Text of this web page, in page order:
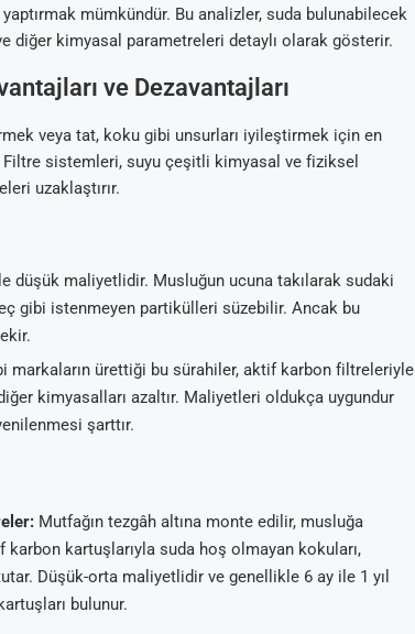
mümkündür. Bu analizler, suda bulunabilecek
diğer kimyasal parametreleri detaylı olarak gösterir.
ve Dezavantajları
veya tat, koku gibi unsurları iyileştirmek için en
sistemleri, suyu çeşitli kimyasal ve fiziksel
uzaklaştırır.
düşük maliyetlidir. Musluğun ucuna takılarak sudaki
gibi istenmeyen partikülleri süzebilir. Ancak bu
markaların ürettiği bu sürahiler, aktif karbon filtreleriyle
kimyasalları azaltır. Maliyetleri oldukça uygundur
şarttır.
Mutfağın tezgâh altına monte edilir, musluğa
kartuşlarıyla suda hoş olmayan kokuları,
Düşük-orta maliyetlidir ve genellikle 6 ay ile 1 yıl
bulunur.